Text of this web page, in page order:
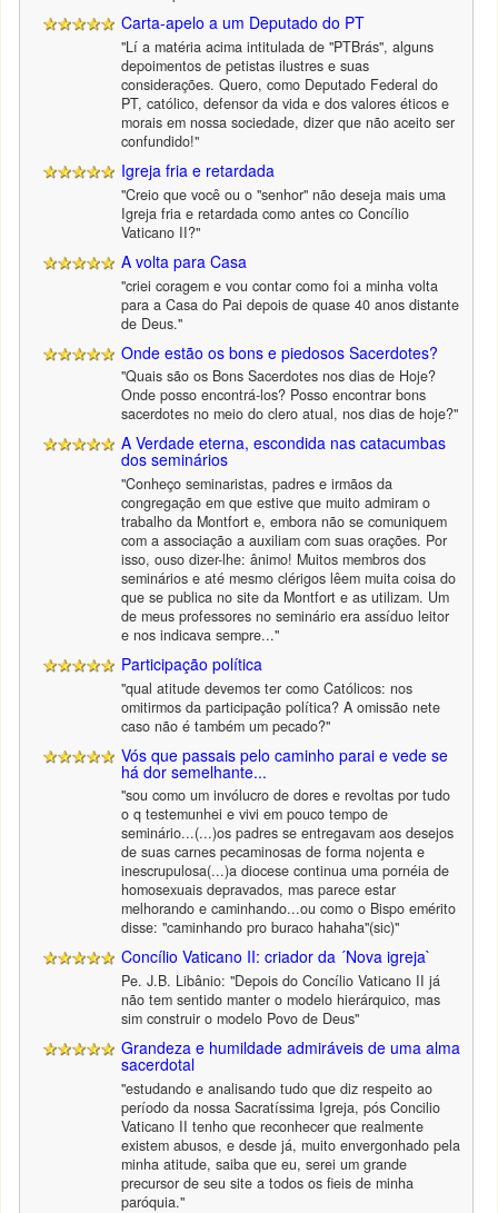
Carta-apelo a um Deputado do PT
"Lí a matéria acima intitulada de "PTBrás", alguns
depoimentos de petistas ilustres e suas
considerações. Quero, como Deputado Federal do
PT, católico, defensor da vida e dos valores éticos e
morais em nossa sociedade, dizer que não aceito ser
confundido!"
Igreja fria e retardada
"Creio que você ou o "senhor" não deseja mais uma
Igreja fria e retardada como antes co Concílio
Vaticano II?"
A volta para Casa
"criei coragem e vou contar como foi a minha volta
para a Casa do Pai depois de quase 40 anos distante
de Deus."
Onde estão os bons e piedosos Sacerdotes?
"Quais são os Bons Sacerdotes nos dias de Hoje?
Onde posso encontrá-los? Posso encontrar bons
sacerdotes no meio do clero atual, nos dias de hoje?"
A Verdade eterna, escondida nas catacumbas
dos seminários
"Conheço seminaristas, padres e irmãos da
congregação em que estive que muito admiram o
trabalho da Montfort e, embora não se comuniquem
com a associação a auxiliam com suas orações. Por
isso, ouso dizer-lhe: ânimo! Muitos membros dos
seminários e até mesmo clérigos lêem muita coisa do
que se publica no site da Montfort e as utilizam. Um
de meus professores no seminário era assíduo leitor
e nos indicava sempre..."
Participação política
"qual atitude devemos ter como Católicos: nos
omitirmos da participação política? A omissão nete
caso não é também um pecado?"
Vós que passais pelo caminho parai e vede se
há dor semelhante...
"sou como um invólucro de dores e revoltas por tudo
o q testemunhei e vivi em pouco tempo de
seminário...(...)os padres se entregavam aos desejos
de suas carnes pecaminosas de forma nojenta e
inescrupulosa(...)a diocese continua uma pornéia de
homosexuais depravados, mas parece estar
melhorando e caminhando...ou como o Bispo emérito
disse: "caminhando pro buraco hahaha"(sic)"
Concílio Vaticano II: criador da ´Nova igreja`
Pe. J.B. Libânio: "Depois do Concílio Vaticano II já
não tem sentido manter o modelo hierárquico, mas
sim construir o modelo Povo de Deus"
Grandeza e humildade admiráveis de uma alma
sacerdotal
"estudando e analisando tudo que diz respeito ao
período da nossa Sacratíssima Igreja, pós Concilio
Vaticano II tenho que reconhecer que realmente
existem abusos, e desde já, muito envergonhado pela
minha atitude, saiba que eu, serei um grande
precursor de seu site a todos os fieis de minha
paróquia."